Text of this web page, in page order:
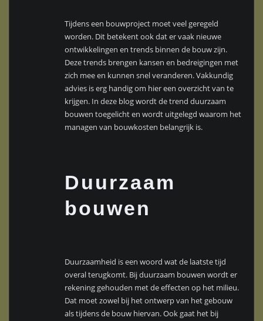
Tijdens een bouwproject moet veel geregeld
worden. Dit betekent ook dat er vaak nieuwe
ontwikkelingen en trends binnen de bouw zijn.
Deze trends brengen kansen en bedreigingen met
zich mee en kunnen snel veranderen. Vakkundig
advies is erg handig om hier een overzicht van te
krijgen. In deze blog wordt de trend duurzaam
bouwen toegelicht en wordt uitgelegd waarom het
managen van bouwkosten belangrijk is.
Duurzaam
bouwen
Duurzaamheid is een woord wat de laatste tijd
overal terugkomt. Bij duurzaam bouwen wordt er
rekening gehouden met de effecten op het milieu.
Dat moet zowel bij het ontwerp van het gebouw
als tijdens de bouw hiervan. Ook gaat het bij